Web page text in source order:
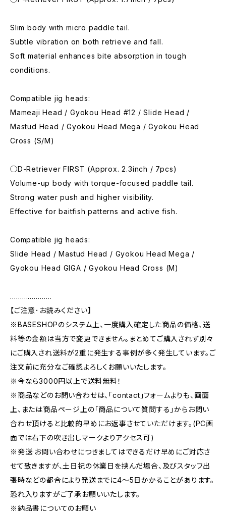
Slim body with micro paddle tail.
Subtle vibration on both retrieve and fall.
Soft material enhances bite absorption in tough
conditions.
Compatible jig heads:
Mameaji Head / Gyokou Head #12 / Slide Head /
Mastud Head / Gyokou Head Mega / Gyokou Head
Cross (S/M)
◯D-Retriever FIRST (Approx. 2.3inch / 7pcs)
Volume-up body with torque-focused paddle tail.
Strong water push and higher visibility.
Effective for baitfish patterns and active fish.
Compatible jig heads:
Slide Head / Mastud Head / Gyokou Head Mega /
Gyokou Head GIGA / Gyokou Head Cross (M)
…………………
【ご注意･お読みください】
※BASESHOPのシステム上、一度購入確定した商品の価格、送
料等の金額は当方で変更できません。まとめてご購入されず別々
にご購入され送料が2重に発生する事例が多く発生しています。ご
注文前に充分なご確認よろしくお願いいたします。
※今なら3000円以上で送料無料！
※商品などのお問い合わせは、｢contact｣フォームよりも、画面
上、または商品ページ上の｢商品について質問する｣からお問い
合わせ頂けると比較的早めにお返事させていただけます。(PC画
面では右下の吹き出しマークよりアクセス可)
※発送·お問い合わせにつきましてはできるだけ早めにご対応さ
せて致きますが、土日祝の休業日を挟んだ場合、及びスタッフ出
張時などの都合により発送までに4～5日かかることがあります。
恐れ入りますがご了承お願いいたします。
※納品書についてのお願い